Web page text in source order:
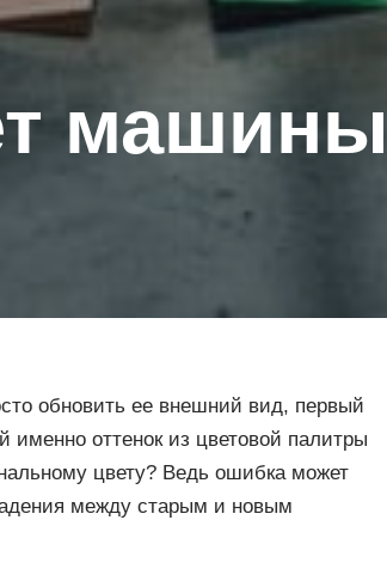
обновить ее внешний вид, первый
именно оттенок из цветовой палитры
цвету? Ведь ошибка может
между старым и новым